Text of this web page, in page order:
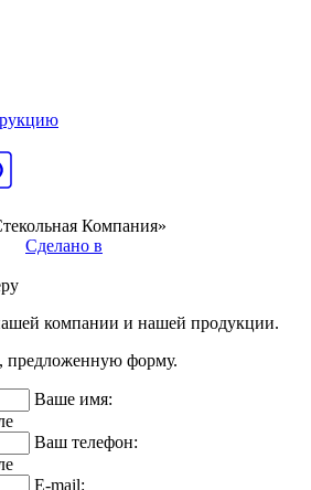
Компания»
Сделано в
компании и нашей продукции.
предложенную форму.
Ваше имя:
Ваш телефон:
E-mail: